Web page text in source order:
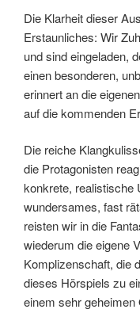
Die Klarheit dieser
Erstaunliches: Wir
und sind eingeladen,
einen besonderen,
erinnert an die
auf die kommenden
Die reiche
die Protagonisten
konkrete, realistische
wundersames, fast
reisten wir in die
wiederum die eigene
Komplizenschaft, die
dieses Hörspiels zu
einem sehr geheimen